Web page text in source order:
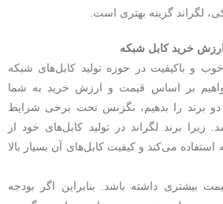
لگراند گزینه بهتری است.
خرید کابل شبکه
خوب و باکیفیت در حوزه تولید کابل‌های شبکه
بر اساس قیمت و ارزش خرید به شما
دو برند را بدهیم، نگزنس تحت برخی شرایط
زیرا برند لگراند در تولید کابل‌های خود از
استفاده می‌کند و کیفیت کابل‌های آن بسیار بالا
بیشتری داشته باشد. بنابراین اگر بودجه